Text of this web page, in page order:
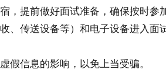
，提前做好面试准备，确保按时参
、传送设备等）和电子设备进入
假信息的影响，以免上当受骗。